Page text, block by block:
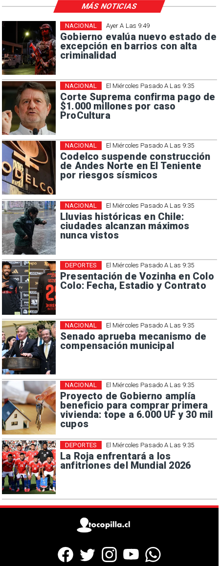
Ayer A Las 9:49
Gobierno evalúa nuevo estado de
excepción en barrios con alta
criminalidad
NACIONAL
El Miércoles Pasado A Las 9:35
Corte Suprema confirma pago de
$1.000 millones por caso
ProCultura
NACIONAL
El Miércoles Pasado A Las 9:35
Codelco suspende construcción
de Andes Norte en El Teniente
por riesgos sísmicos
NACIONAL
El Miércoles Pasado A Las 9:35
Lluvias históricas en Chile:
ciudades alcanzan máximos
nunca vistos
NACIONAL
El Miércoles Pasado A Las 9:35
Presentación de Vozinha en Colo
Colo: Fecha, Estadio y Contrato
DEPORTES
El Miércoles Pasado A Las 9:35
Senado aprueba mecanismo de
compensación municipal
NACIONAL
El Miércoles Pasado A Las 9:35
Proyecto de Gobierno amplía
beneficio para comprar primera
vivienda: tope a 6.000 UF y 30 mil
cupos
NACIONAL
El Miércoles Pasado A Las 9:35
La Roja enfrentará a los
anfitriones del Mundial 2026
DEPORTES
MÁS NOTICIAS